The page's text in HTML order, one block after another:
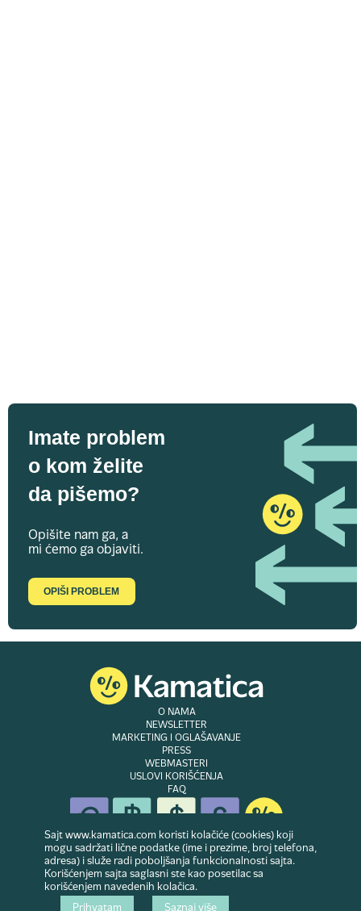
Imate problem
o kom želite
da pišemo?
Opišite nam ga, a
mi ćemo ga objaviti.
OPIŠI PROBLEM
O NAMA
NEWSLETTER
MARKETING I OGLAŠAVANJE
PRESS
WEBMASTERI
USLOVI KORIŠĆENJA
FAQ
© Copyright 2007-2026. Website developed & owned byDubes doo
zadržana
Sajt www.kamatica.com koristi kolačiće (cookies) koji
mogu sadržati lične podatke (ime i prezime, broj telefona,
adresa) i služe radi poboljšanja funkcionalnosti sajta.
Korišćenjem sajta saglasni ste kao posetilac sa
korišćenjem navedenih kolačica.
Prihvatam Saznaj više